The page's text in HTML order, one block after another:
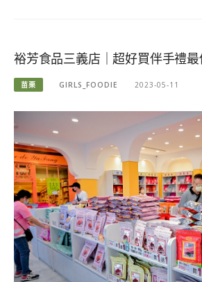
裕芳食品三義店｜超好買伴手禮
苗栗 GIRLS_FOODIE 2023-05-11